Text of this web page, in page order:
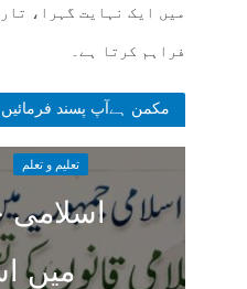
میں ایک نہایت گہرا،
فراہم کرتا ہے۔
مکمن ہےآپ پسند
تعلیم و تعلم
اسلامی
میں